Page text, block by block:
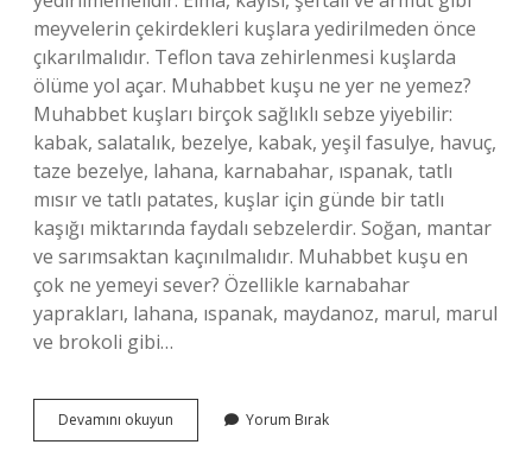
meyvelerin çekirdekleri kuşlara yedirilmeden önce
çıkarılmalıdır. Teflon tava zehirlenmesi kuşlarda
ölüme yol açar. Muhabbet kuşu ne yer ne yemez?
Muhabbet kuşları birçok sağlıklı sebze yiyebilir:
kabak, salatalık, bezelye, kabak, yeşil fasulye, havuç,
taze bezelye, lahana, karnabahar, ıspanak, tatlı
mısır ve tatlı patates, kuşlar için günde bir tatlı
kaşığı miktarında faydalı sebzelerdir. Soğan, mantar
ve sarımsaktan kaçınılmalıdır. Muhabbet kuşu en
çok ne yemeyi sever? Özellikle karnabahar
yaprakları, lahana, ıspanak, maydanoz, marul, marul
ve brokoli gibi…
Devamını okuyun Muhabbet
Kuşu
Yorum Bırak